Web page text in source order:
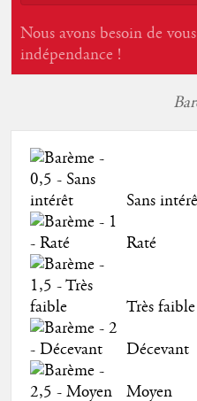
Nous avons besoin de
indépendance !
Sans
Raté
Très faible
Décevant
Moyen